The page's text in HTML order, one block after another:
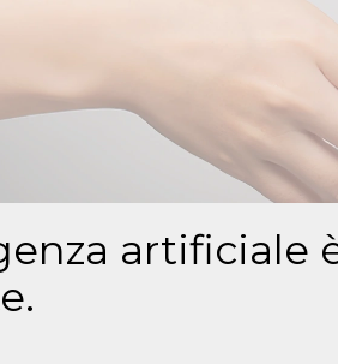
artificiale